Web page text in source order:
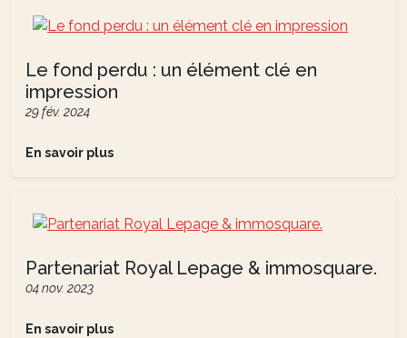
Le fond perdu : un élément clé en
impression
29 fév. 2024
En savoir plus
Partenariat Royal Lepage & immosquare.
04 nov. 2023
En savoir plus